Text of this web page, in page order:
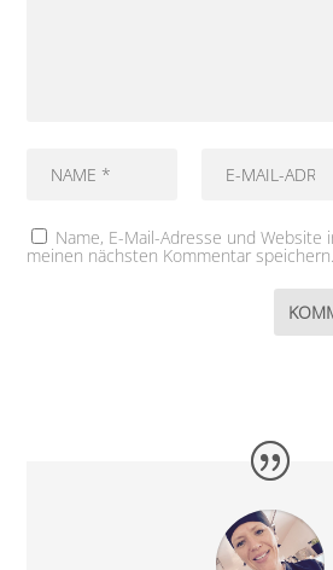
Name, E-Mail-Adresse und Website
meinen nächsten Kommentar speichern.